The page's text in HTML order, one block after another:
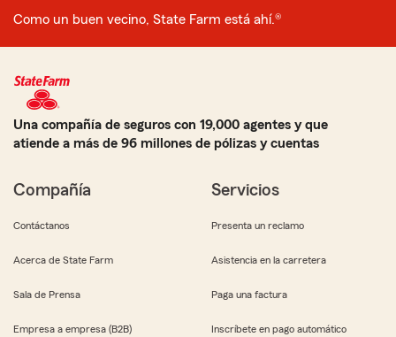
Como un buen vecino, State Farm está ahí.®
Una compañía de seguros con 19,000 agentes y que
atiende a más de 96 millones de pólizas y cuentas
Compañía
Contáctanos
Acerca de State Farm
Sala de Prensa
Empresa a empresa (B2B)
Servicios
Presenta un reclamo
Asistencia en la carretera
Paga una factura
Inscríbete en pago automático